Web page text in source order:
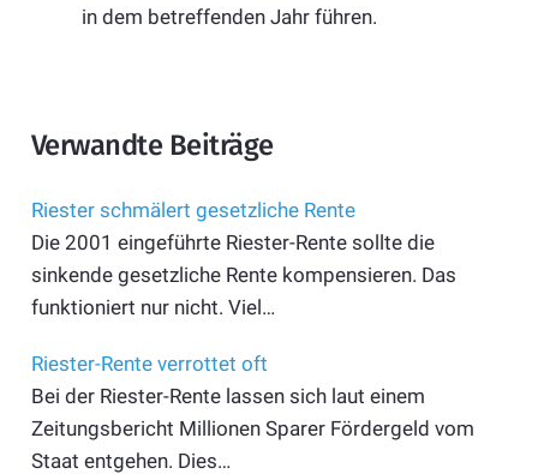
in dem betreffenden Jahr führen.
Verwandte Beiträge
Riester schmälert gesetzliche Rente
Die 2001 eingeführte Riester-Rente sollte die
sinkende gesetzliche Rente kompensieren. Das
funktioniert nur nicht. Viel…
Riester-Rente verrottet oft
Bei der Riester-Rente lassen sich laut einem
Zeitungsbericht Millionen Sparer Fördergeld vom
Staat entgehen. Dies…